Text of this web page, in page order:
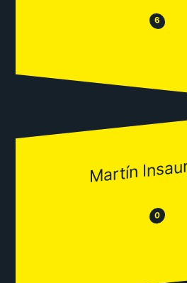
😒 6 😂
Martín
😒 0 😂